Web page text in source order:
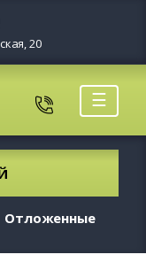
20
☰
Отложенные